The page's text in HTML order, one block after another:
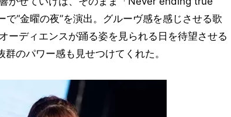
“金曜の夜”を演出。グルーヴ感を感じさせる歌
ーディエンスが踊る姿を見られる日を待望させる
のパワー感も見せつけてくれた。